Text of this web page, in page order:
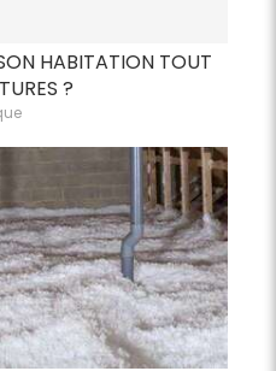
HABITATION TOUT
?